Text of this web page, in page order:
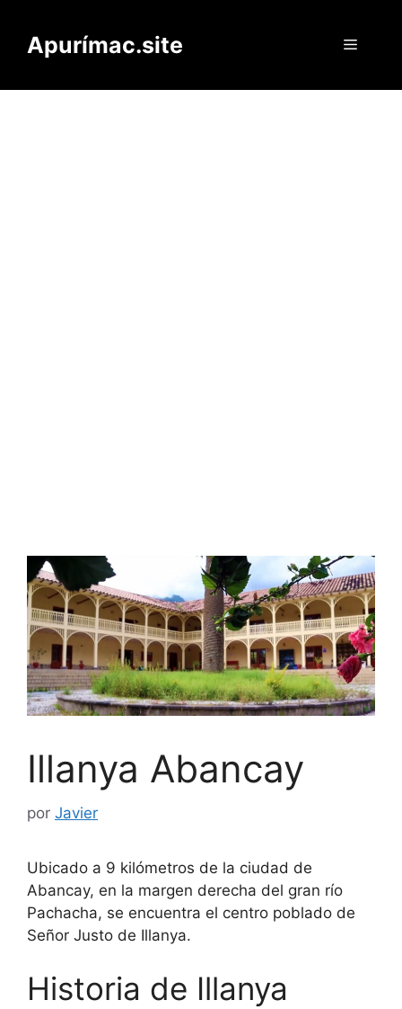
contenido
Apurímac.site Menú
Illanya Abancay
por Javier
Ubicado a 9 kilómetros de la ciudad de
Abancay, en la margen derecha del gran río
Pachacha, se encuentra el centro poblado de
Señor Justo de Illanya.
Historia de Illanya